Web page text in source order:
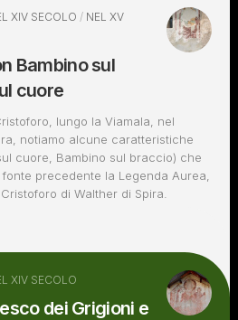
XIV SECOLO / NEL XV
Bambino sul
cuore
lungo la Viamala, nel
notiamo alcune caratteristiche
cuore, Bambino sul braccio) che
precedente la Legenda Aurea,
di Walther di Spira.
XIV SECOLO
dei Grigioni e